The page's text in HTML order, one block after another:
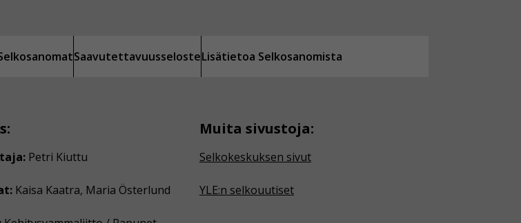
SaavutettavuusselosteLisätietoa Selkosanomista
Petri Kiuttu
Kaisa Kaatra, Maria Österlund
Muita sivustoja:
Selkokeskuksen sivut
YLE:n selkouutiset